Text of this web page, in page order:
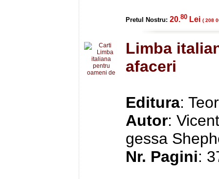
Pretul Nostru: 20.80 Lei ( 208
Limba
afaceri
Editura:
Autor:
gessa
Nr. Pagini: